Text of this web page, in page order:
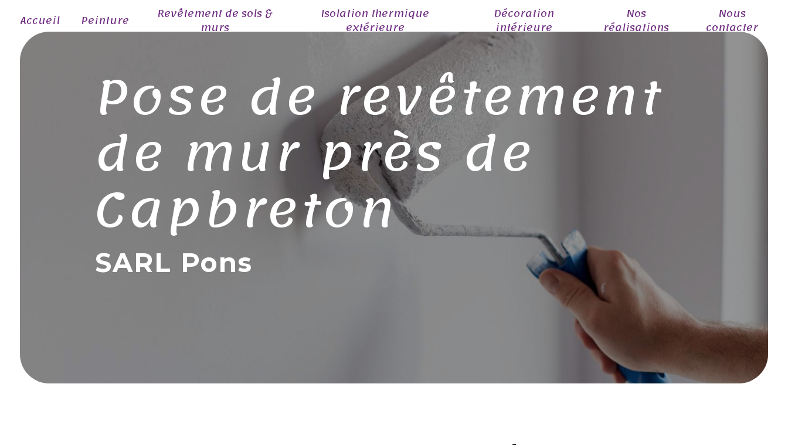
Accueil Peinture Revêtement de sols &
murs
Isolation thermique
extérieure
Décoration
intérieure
Nos
réalisations
Nous
contacter
Pose de revêtement
de mur près de
Capbreton
SARL Pons